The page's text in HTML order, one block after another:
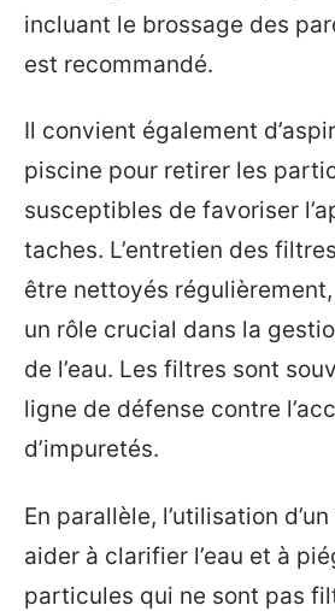
incluant le brossage des
est recommandé.
Il convient également
piscine pour retirer les
susceptibles de favoriser
taches. L’entretien des
être nettoyés
un rôle crucial dans la
de l’eau. Les filtres sont
ligne de défense contre
d’impuretés.
En parallèle, l’utilisation
aider à clarifier l’eau et à
particules qui ne sont pas